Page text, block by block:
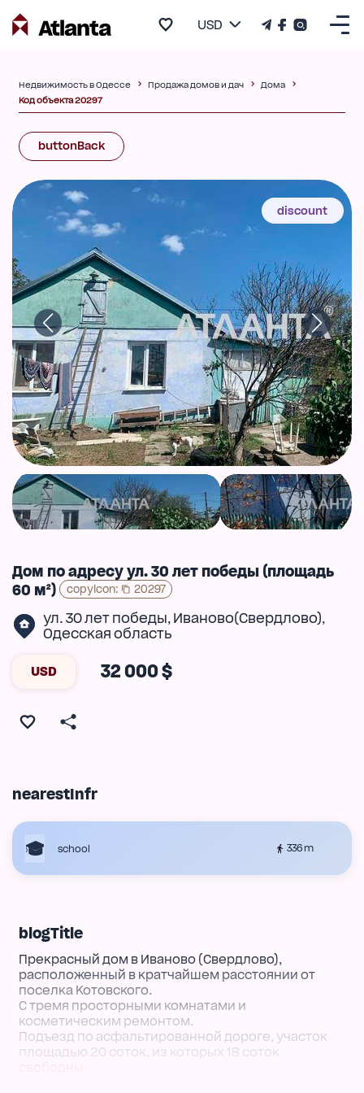
USD
Недвижимость в Одессе Продажа домов и дач
Дома
Код объекта 20297
buttonBack
discount
Дом по адресу ул. 30 лет победы (площадь
60 м²)
copyIcon: 20297
ул. 30 лет победы, Иваново(Свердлово),
Одесская область
USD 32 000 $
nearestInfr
school 336 m
blogTitle
Прекрасный дом в Иваново (Свердлово),
расположенный в кратчайшем расстоянии от
поселка Котовского.
С тремя просторными комнатами и
косметическим ремонтом.
Подъезд по асфальтированной дороге, участок
площадью 20 соток, из которых 18 соток